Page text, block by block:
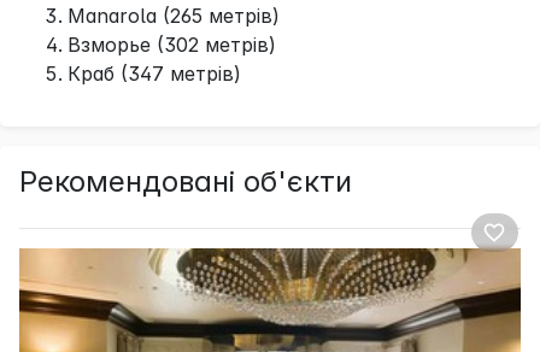
Manarola (265 метрів)
Взморье (302 метрів)
Краб (347 метрів)
Рекомендовані об'єкти